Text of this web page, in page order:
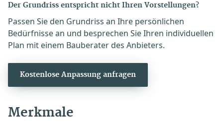
Der Grundriss entspricht nicht Ihren Vorstellungen?
Passen Sie den Grundriss an Ihre persönlichen
Bedürfnisse an und besprechen Sie Ihren individuellen
Plan mit einem Bauberater des Anbieters.
Kostenlose Anpassung anfragen
Merkmale